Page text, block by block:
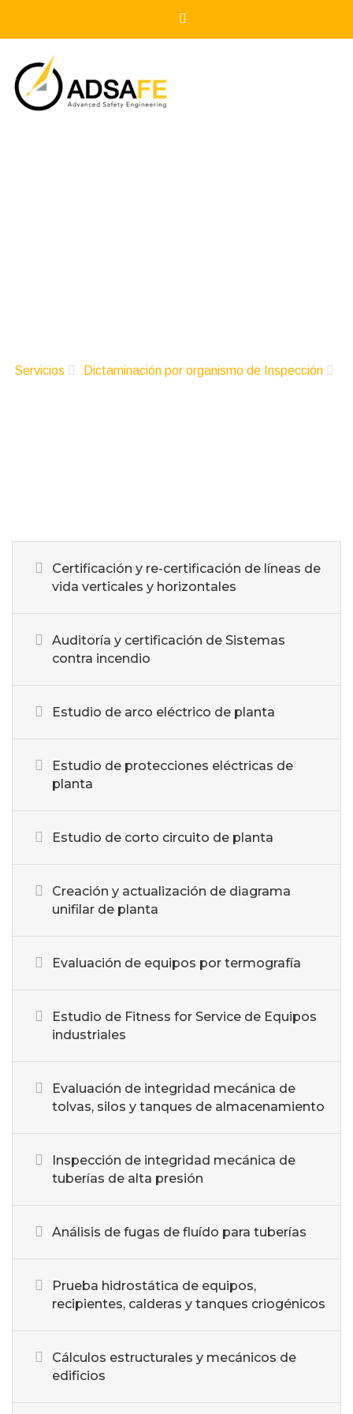
Servicios
Dictaminación por organismo de Inspección
Certificación y re-certificación de líneas de
vida verticales y horizontales
Auditoría y certificación de Sistemas
contra incendio
Estudio de arco eléctrico de planta
Estudio de protecciones eléctricas de
planta
Estudio de corto circuito de planta
Creación y actualización de diagrama
unifilar de planta
Evaluación de equipos por termografía
Estudio de Fitness for Service de Equipos
industriales
Evaluación de integridad mecánica de
tolvas, silos y tanques de almacenamiento
Inspección de integridad mecánica de
tuberías de alta presión
Análisis de fugas de fluído para tuberías
Prueba hidrostática de equipos,
recipientes, calderas y tanques criogénicos
Cálculos estructurales y mecánicos de
edificios